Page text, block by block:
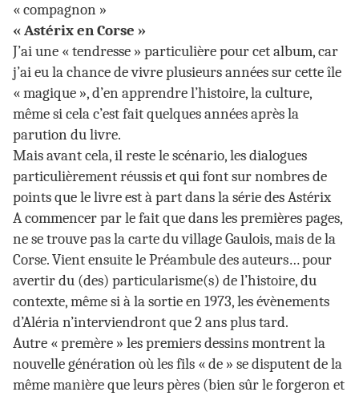
« compagnon »
« Astérix en Corse »
J’ai une « tendresse » particulière pour cet album, car
j’ai eu la chance de vivre plusieurs années sur cette île
« magique », d’en apprendre l’histoire, la culture,
même si cela c’est fait quelques années après la
parution du livre.
Mais avant cela, il reste le scénario, les dialogues
particulièrement réussis et qui font sur nombres de
points que le livre est à part dans la série des Astérix
A commencer par le fait que dans les premières pages,
ne se trouve pas la carte du village Gaulois, mais de la
Corse. Vient ensuite le Préambule des auteurs… pour
avertir du (des) particularisme(s) de l’histoire, du
contexte, même si à la sortie en 1973, les évènements
d’Aléria n’interviendront que 2 ans plus tard.
Autre « premère » les premiers dessins montrent la
nouvelle génération où les fils « de » se disputent de la
même manière que leurs pères (bien sûr le forgeron et